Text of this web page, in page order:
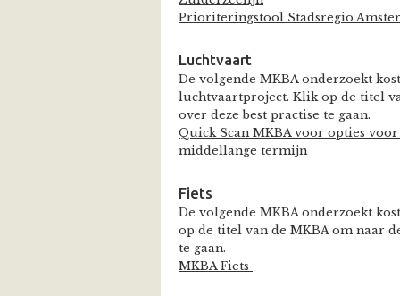
Prioriteringstool Stadsregio
Luchtvaart
De volgende MKBA onderzoekt
luchtvaartproject. Klik op de titel
over deze best practise te gaan.
Quick Scan MKBA voor opties
middellange termijn
Fiets
De volgende MKBA onderzoekt
op de titel van de MKBA om naar
te gaan.
MKBA Fiets